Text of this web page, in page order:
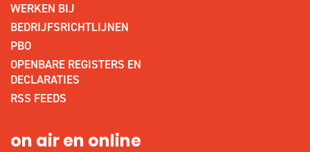
WERKEN BIJ
BEDRIJFSRICHTLIJNEN
PBO
OPENBARE REGISTERS EN
DECLARATIES
RSS FEEDS
on air en online